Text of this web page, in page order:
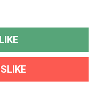
LIKE